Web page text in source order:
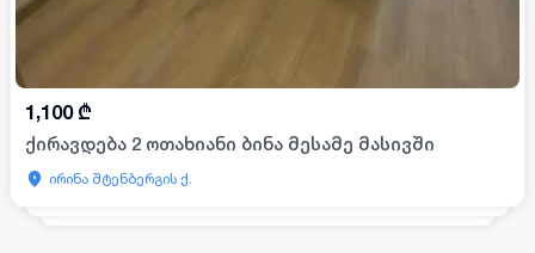
1,100 ₾
ქირავდება 2 ოთახიანი ბინა მესამე მასივში
ირინა შტენბერგის ქ.